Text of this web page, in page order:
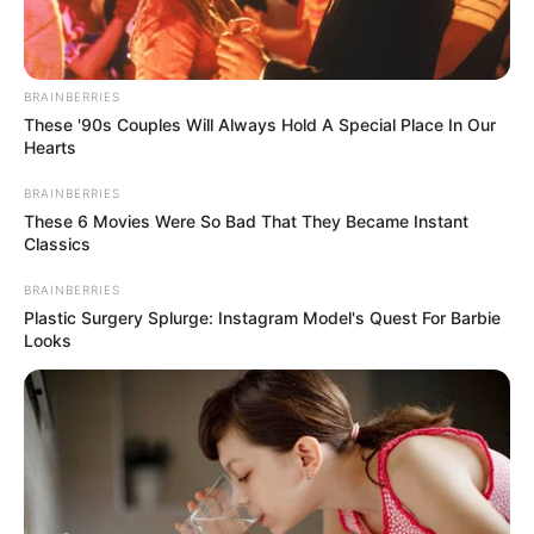
calor
Pico y placa para vehículos
particulares
BRAINBERRIES
These '90s Couples Will Always Hold A Special Place In Our
Hearts
BRAINBERRIES
These 6 Movies Were So Bad That They Became Instant
Classics
BRAINBERRIES
Plastic Surgery Splurge: Instagram Model's Quest For Barbie
Looks